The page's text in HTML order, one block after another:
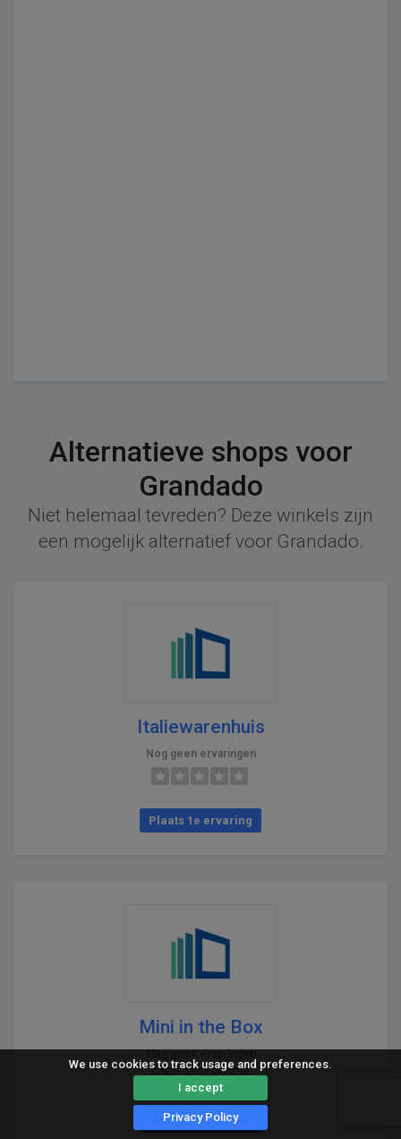
We use cookies to track usage and preferences.
I accept
Privacy Policy
Alternatieve shops voor
Grandado
Niet helemaal tevreden? Deze winkels zijn
een mogelijk alternatief voor Grandado.
Italiewarenhuis
Nog geen ervaringen
Plaats 1e ervaring
Mini in the Box
Plaats 1e ervaring